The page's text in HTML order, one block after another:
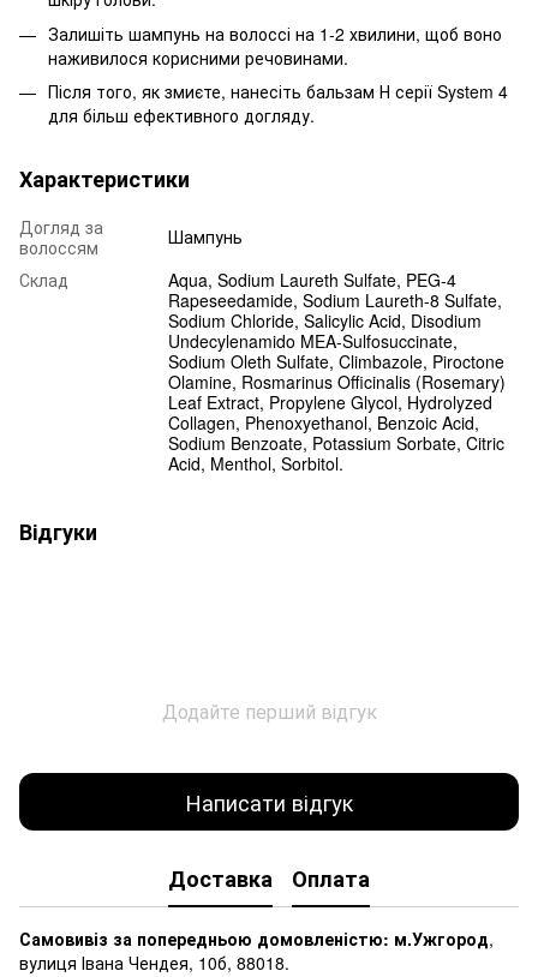
Залишіть шампунь на волоссі на 1-2 хвилини, щоб воно
наживилося корисними речовинами.
Після того, як змиєте, нанесіть бальзам Н серії System 4
для більш ефективного догляду.
Характеристики
Догляд за
волоссям
Шампунь
Склад
Aqua, Sodium Laureth Sulfate, PEG-4
Rapeseedamide, Sodium Laureth-8 Sulfate,
Sodium Chloride, Salicylic Acid, Disodium
Undecylenamido MEA-Sulfosuccinate,
Sodium Oleth Sulfate, Climbazole, Piroctone
Olamine, Rosmarinus Officinalis (Rosemary)
Leaf Extract, Propylene Glycol, Hydrolyzed
Collagen, Phenoxyethanol, Benzoic Acid,
Sodium Benzoate, Potassium Sorbate, Citric
Acid, Menthol, Sorbitol.
Відгуки
Додайте перший відгук
Написати відгук
Доставка Оплата
Самовивіз за попередньою домовленістю: м.Ужгород,
вулиця Івана Чендея, 10б, 88018.